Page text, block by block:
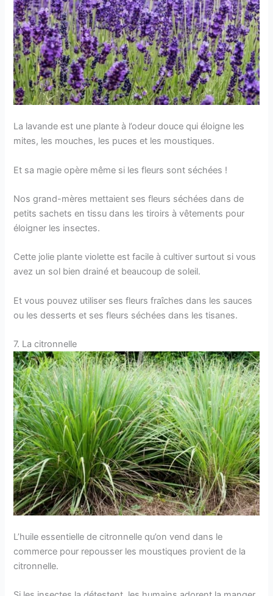
La lavande est une plante à l’odeur douce qui éloigne les
mites, les mouches, les puces et les moustiques.
Et sa magie opère même si les fleurs sont séchées !
Nos grand-mères mettaient ses fleurs séchées dans de
petits sachets en tissu dans les tiroirs à vêtements pour
éloigner les insectes.
Cette jolie plante violette est facile à cultiver surtout si vous
avez un sol bien drainé et beaucoup de soleil.
Et vous pouvez utiliser ses fleurs fraîches dans les sauces
ou les desserts et ses fleurs séchées dans les tisanes.
7. La citronnelle
L’huile essentielle de citronnelle qu’on vend dans le
commerce pour repousser les moustiques provient de la
citronnelle.